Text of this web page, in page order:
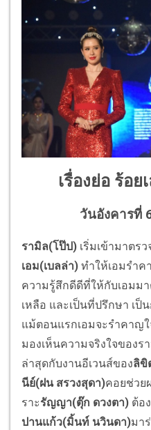
เรื่องย่อ ร้อย
วันอังคารที่
รามิล(โป๊ป) เริ่มเข้ามาตร
เอม(เบลล่า) ทำให้เอมรำ
ความรู้สึกดีดีที่ให้กับเอมม
เหลือ และเป็นที่ปรึกษา เป็
แม้ตอนแรกเอมจะรำคาญ
มองเห็นความจริงใจของร
ล่าสุดกับงานอีเวนส์ของลิขิ
นีย์(ฝน สรวงสุดา)คอยช่วย
ราะรัญญา(ตุ๊ก ดวงตา) ต้อ
ปานแก้ว(มิ้นท์ นวินดา)มา